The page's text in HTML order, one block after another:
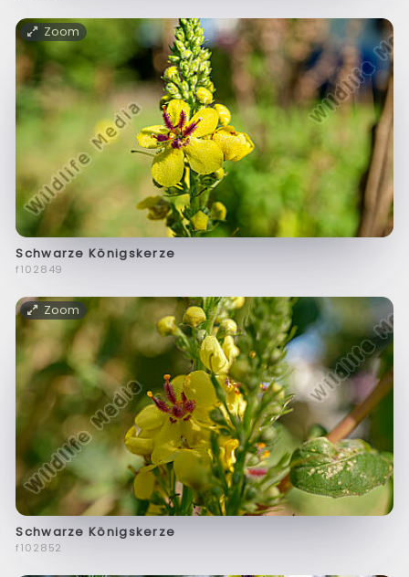
Zoom
Schwarze Königskerze
f102849
Zoom
Schwarze Königskerze
f102852